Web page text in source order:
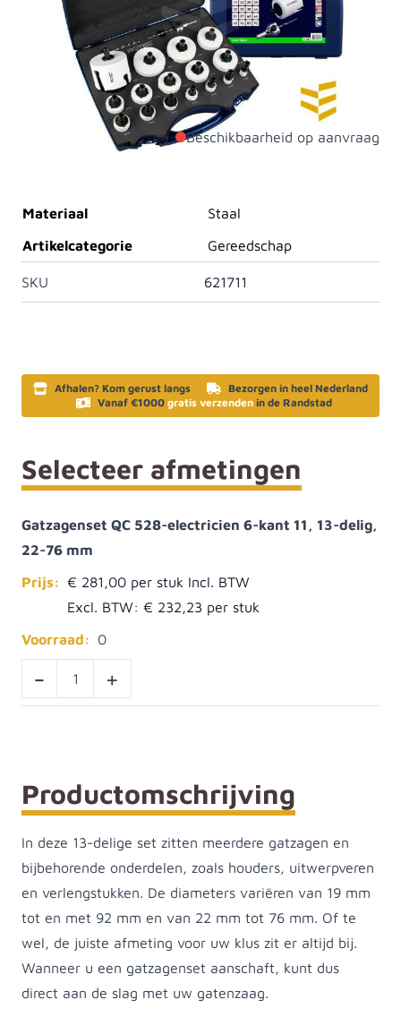
tot en met 92 mm en van 22 mm tot 76 mm. Of te
wel, de juiste afmeting voor uw klus zit er altijd bij.
Wanneer u een gatzagenset aanschaft, kunt dus
direct aan de slag met uw gatenzaag.
Beschikbaarheid op aanvraag
Materiaal
Staal
Artikelcategorie
Gereedschap
SKU 621711
Afhalen? Kom gerust langs
Bezorgen in heel Nederland
Vanaf €1000 gratis verzenden in de Randstad
Selecteer afmetingen
Gatzagenset QC 528-electricien 6-kant 11, 13-delig,
22-76 mm
Prijs: € 281,00
Excl. BTW: € 232,23
Voorraad:
0
- +
Productomschrijving
In deze 13-delige set zitten meerdere gatzagen en
bijbehorende onderdelen, zoals houders, uitwerpveren
en verlengstukken. De diameters variëren van 19 mm
tot en met 92 mm en van 22 mm tot 76 mm. Of te
wel, de juiste afmeting voor uw klus zit er altijd bij.
Wanneer u een gatzagenset aanschaft, kunt dus
direct aan de slag met uw gatenzaag.